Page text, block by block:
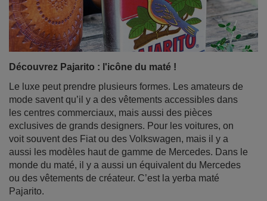
Découvrez Pajarito : l'icône du maté !
Le luxe peut prendre plusieurs formes. Les amateurs de
mode savent qu’il y a des vêtements accessibles dans
les centres commerciaux, mais aussi des pièces
exclusives de grands designers. Pour les voitures, on
voit souvent des Fiat ou des Volkswagen, mais il y a
aussi les modèles haut de gamme de Mercedes. Dans le
monde du maté, il y a aussi un équivalent du Mercedes
ou des vêtements de créateur. C’est la yerba maté
Pajarito.